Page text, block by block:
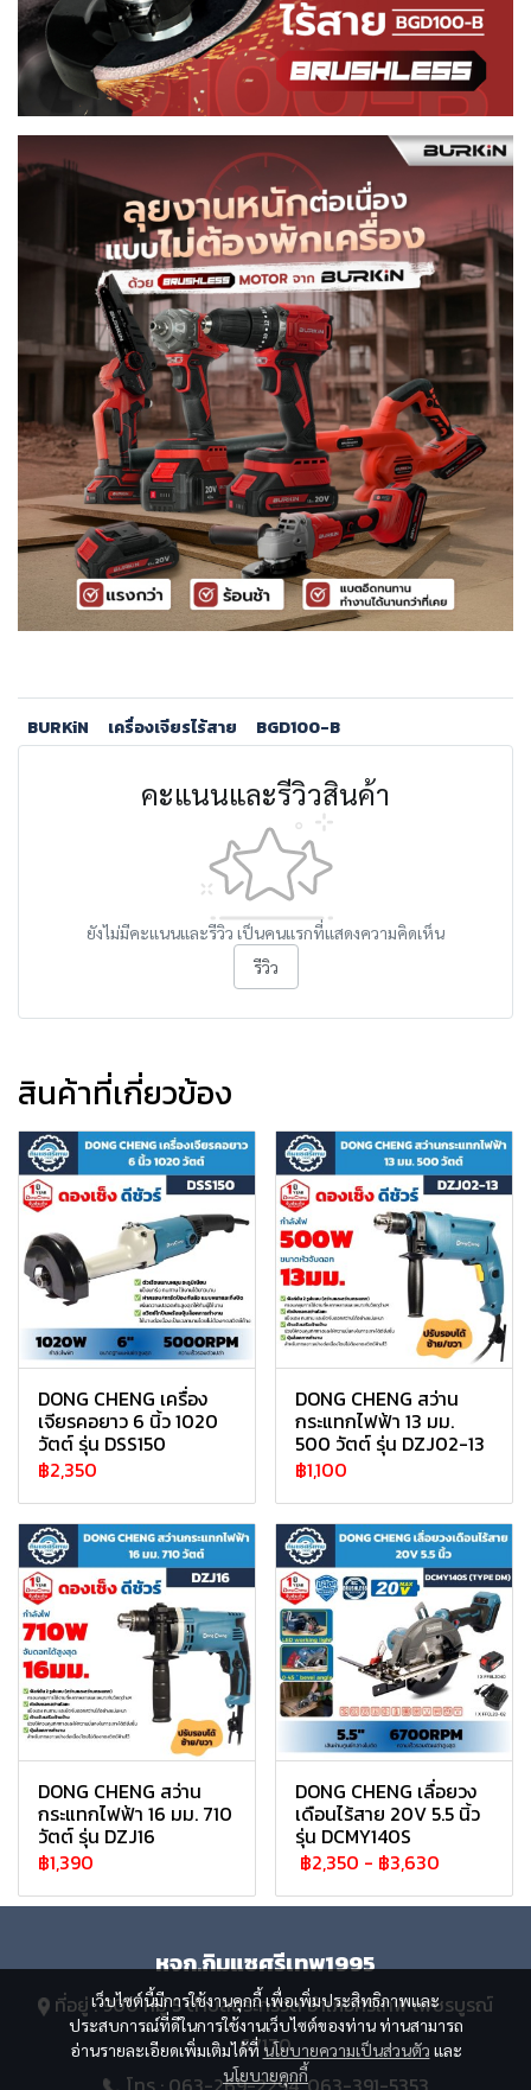
BURKiN เครื่องเจียรไร้สาย BGD100-B
คะแนนและรีวิวสินค้า
ยังไม่มีคะแนนและรีวิว เป็นคนแรกที่แสดงความคิดเห็น
รีวิว
สินค้าที่เกี่ยวข้อง
DONG CHENG เครื่อง
เจียรคอยาว 6 นิ้ว 1020
วัตต์ รุ่น DSS150
฿2,350
DONG CHENG สว่าน
กระแทกไฟฟ้า 13 มม.
500 วัตต์ รุ่น DZJ02-13
฿1,100
DONG CHENG สว่าน
กระแทกไฟฟ้า 16 มม. 710
วัตต์ รุ่น DZJ16
฿1,390
DONG CHENG เลื่อยวง
เดือนไร้สาย 20V 5.5 นิ้ว
รุ่น DCMY140S
฿2,350 - ฿3,630
เว็บไซต์นี้มีการใช้งานคุกกี้ เพื่อเพิ่มประสิทธิภาพและ
ประสบการณ์ที่ดีในการใช้งานเว็บไซต์ของท่าน ท่านสามารถ
อ่านรายละเอียดเพิ่มเติมได้ที่ นโยบายความเป็นส่วนตัว และ
นโยบายคุกกี้
หจก.กิมแซศรีเทพ1995
ที่อยู่ : 900 หมู่ 5 ตำบลสระกรวด อำเภอศรีเทพ เพชรบูรณ์
67170